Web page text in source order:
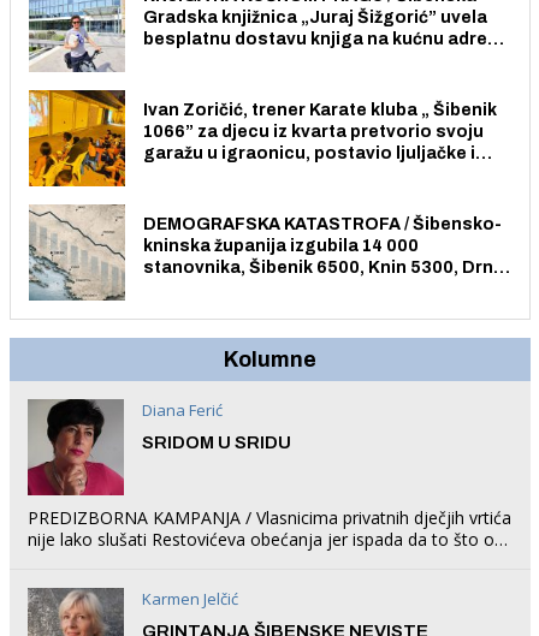
Gradska knjižnica „Juraj Šižgorić” uvela
besplatnu dostavu knjiga na kućnu adresu
Ivan Zoričić, trener Karate kluba „ Šibenik
1066” za djecu iz kvarta pretvorio svoju
garažu u igraonicu, postavio ljuljačke i
DEMOGRAFSKA KATASTROFA / Šibensko-
kninska županija izgubila 14 000
stanovnika, Šibenik 6500, Knin 5300, Drniš
Kolumne
Diana Ferić
SRIDOM U SRIDU
PREDIZBORNA KAMPANJA / Vlasnicima privatnih dječjih vrtića
nije lako slušati Restovićeva obećanja jer ispada da to što oni
Karmen Jelčić
GRINTANJA ŠIBENSKE NEVISTE